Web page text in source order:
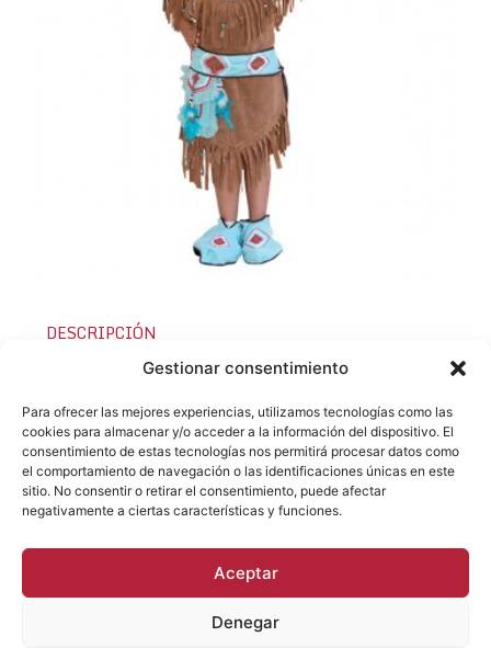
Gestionar consentimiento
Para ofrecer las mejores experiencias, utilizamos tecnologías como las
cookies para almacenar y/o acceder a la información del dispositivo. El
consentimiento de estas tecnologías nos permitirá procesar datos como
el comportamiento de navegación o las identificaciones únicas en este
sitio. No consentir o retirar el consentimiento, puede afectar
negativamente a ciertas características y funciones.
Aceptar
Denegar
DESCRIPCIÓN
Tallas 4-6 años y 6-8años. Disponible tambor y arco
de flechas con ventosa a juego con disfraz.
Consulta sobre el producto